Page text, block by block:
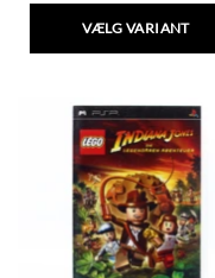
VÆLG VARIANT
har
flere
varianter.
Mulighederne
kan
vælges
på
varesiden